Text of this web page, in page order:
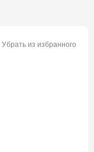
Убрать из избранного